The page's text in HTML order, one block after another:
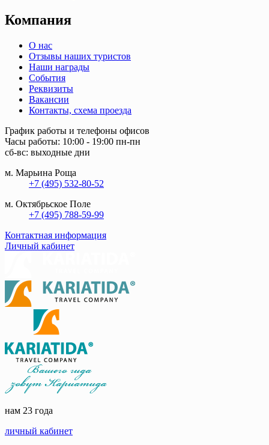
Компания
О нас
Отзывы наших туристов
Наши награды
События
Реквизиты
Вакансии
Контакты, схема проезда
График работы и телефоны офисов
Часы работы: 10:00 - 19:00 пн-пн
сб-вс: выходные дни
м. Марьина Роща
+7 (495) 532-80-52
м. Октябрьское Поле
+7 (495) 788-59-99
Контактная информация
Личный кабинет
нам 23 года
личный кабинет